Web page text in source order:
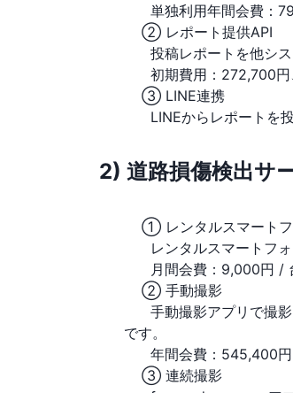
単独利用年間会費：
② レポート提供API
投稿レポートを他シス
初期費用：272,700円
③ LINE連携
LINEからレポートを投
2) 道路損傷検出サ
① レンタルスマートフ
レンタルスマートフォ
月間会費：9,000円 / 台
② 手動撮影
手動撮影アプリで撮影
です。
年間会費：545,400円
③ 連続撮影